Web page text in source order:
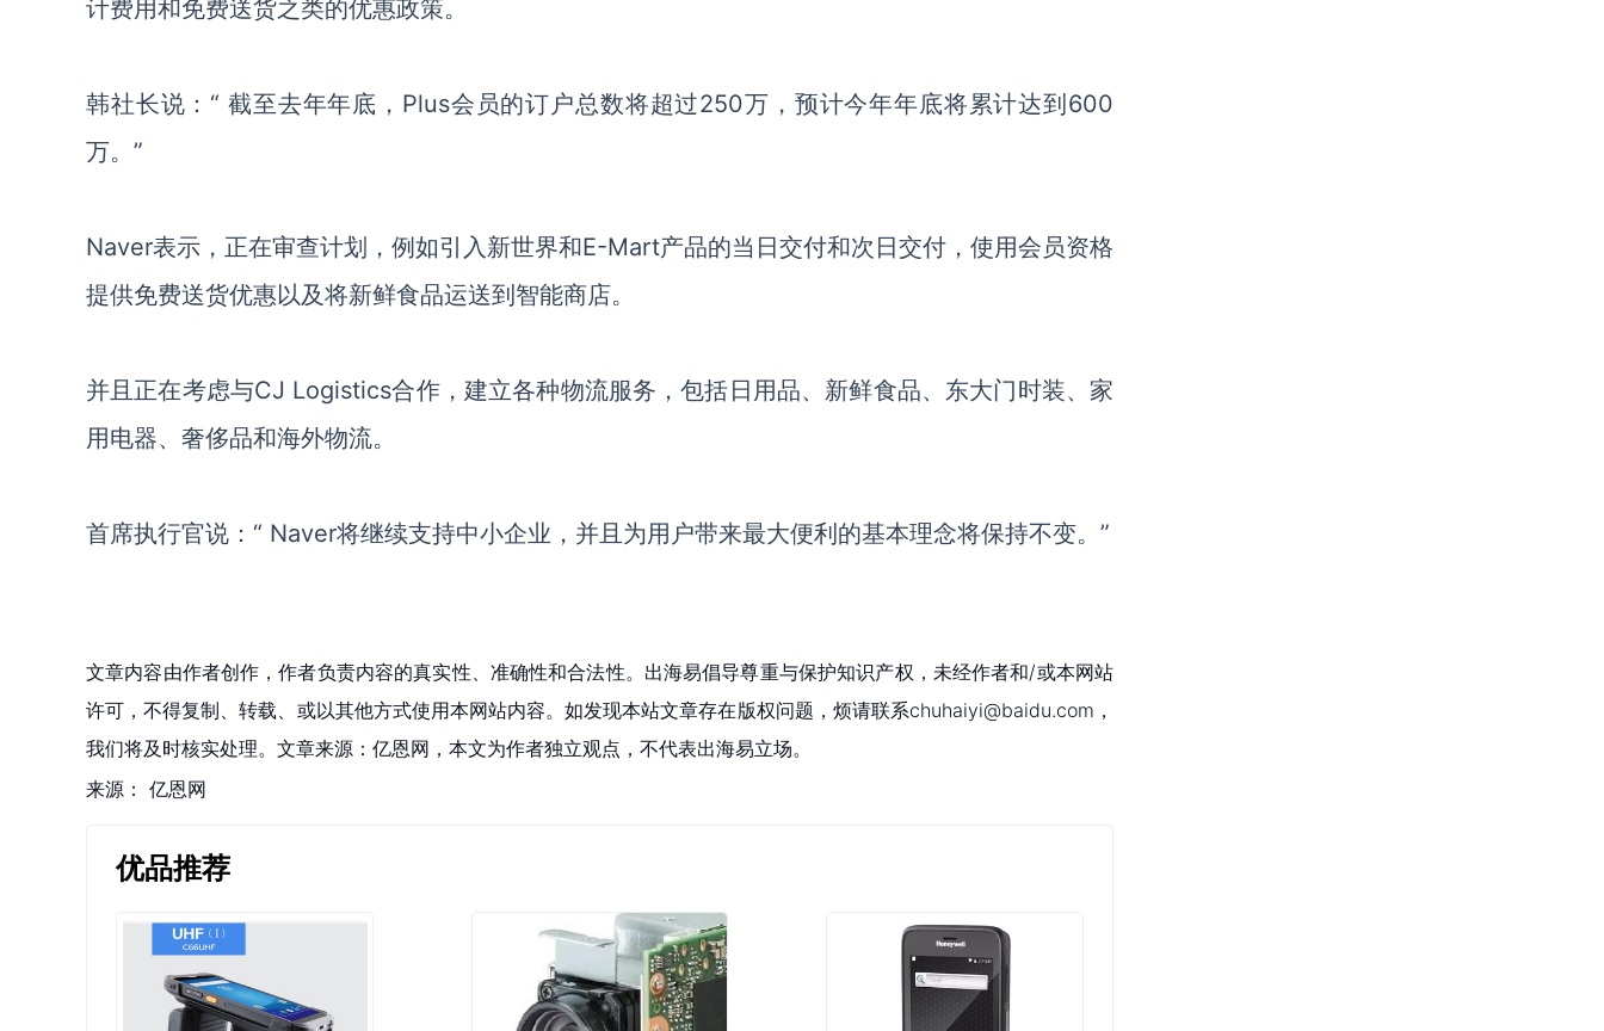
计费用和免费送货之类的优惠政策。
韩社长说： “ 截至去年年底，Plus会员的订户总数将超过250万，预计今年年底将累计达到 600
万。”
Naver表示， 正在审查计划，例如引入新世界和E-Mart产品的当日交付和次日交付，使用会员资格
提供免费送货优惠以及将新鲜食品运送到智能商店。
并且 正在考虑与CJ Logistics合作，建立各种物流服务，包括日用品、 新鲜食品、 东大门时装、 家
用电器、 奢侈品和海外物流。
首席执行官说： “ Naver将继续支持中小企业 ， 并且 为用户带来最大便利的基本理念将保持不变。 ”
文章内容由作者创作，作者负责内容的真实性、准确性和合法性。出海易倡导尊重与保护知识产权，未经作者和/或本网站
许可，不得复制、转载、或以其他方式使用本网站内容。如发现本站文章存在版权问题，烦请联系chuhaiyi@baidu.com，
我们将及时核实处理。文章来源：亿恩网，本文为作者独立观点，不代表出海易立场。
来源： 亿恩网
优品推荐